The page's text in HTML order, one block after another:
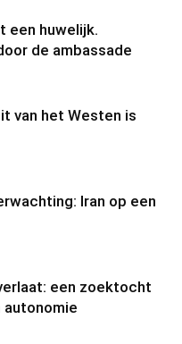
een huwelijk.
de ambassade
van het Westen is
Iran op een
een zoektocht
autonomie